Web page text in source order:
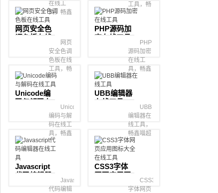
在线工
具，畅鑫
喵超级在
线工具
工具，畅
鑫喵超级
箱。
网页安全色
调色板在线
网页
安全色调
色板在线
工具，畅
鑫喵超级
在线工具
箱。
PHP源码加
密在线工具
PHP
源码加密
在线工
具，畅鑫
喵超级在
箱。
Unicode编
码与解码在
Unicode
编码与解
码在线工
具，畅鑫
喵超级在
线工具
UBB编辑器
在线工具
UBB
编辑器在
线工具，
畅鑫喵超
级在线工
具箱。
Javascript
代码编辑器
Javascript
代码编辑
CSS3字体
网页应用图
标大全在线
CSS3
字体网页